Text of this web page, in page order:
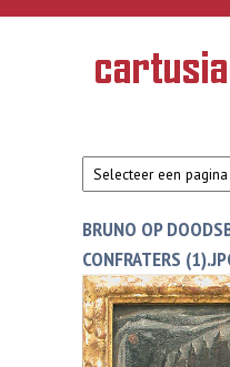
Overslaan en naar de inhoud gaan
Geschiedenis
van de
BRUNO OP
CONFRATERS